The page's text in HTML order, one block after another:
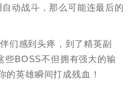
动战斗，那么可能连最后的
们感到头疼，到了精英副
些BOSS不但拥有强大的输
的英雄瞬间打成残血！